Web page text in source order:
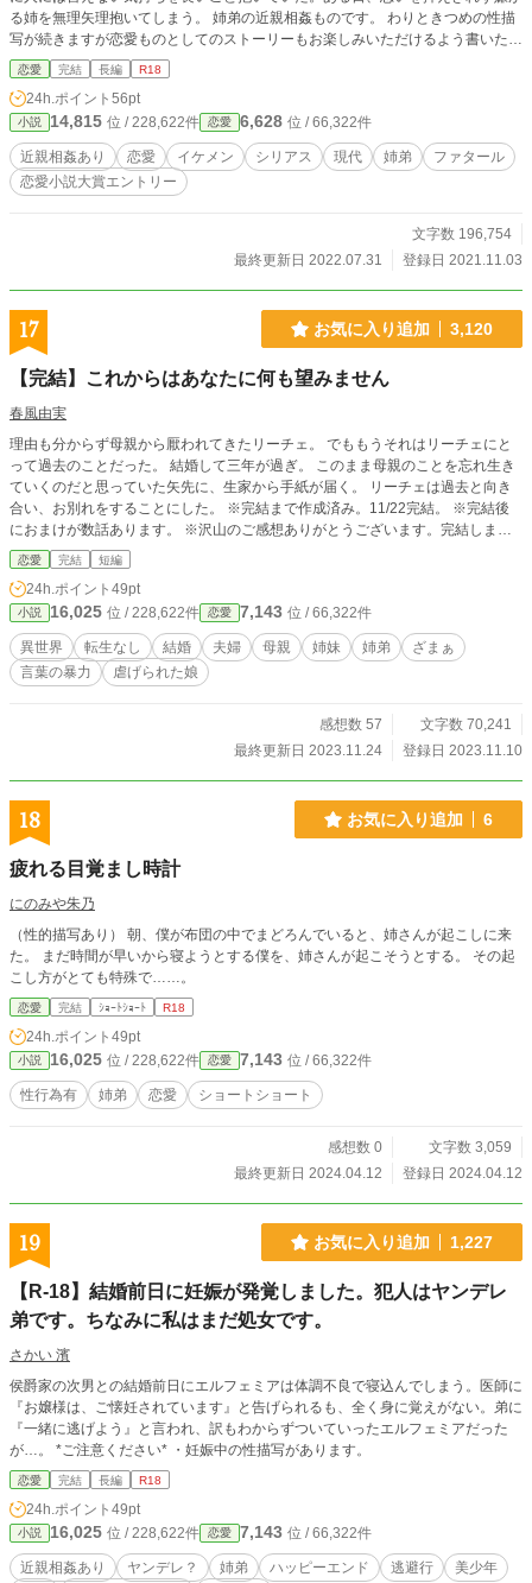
る姉を無理矢理抱いてしまう。 姉弟の近親相姦ものです。 わりときつめの性描
写が続きますが恋愛ものとしてのストーリーもお楽しみいただけるよう書いたつ
もりです。 男性目線の一人称小説です。 かなり前にノクターンノベルズで公開
していた作品を改稿せずに再投稿しています。
恋愛 完結 長編 R18
24h.ポイント 56pt
小説 14,815 位 / 228,622件 恋愛 6,628 位 / 66,322件
近親相姦あり 恋愛 イケメン シリアス 現代 姉弟
ファタール
恋愛小説大賞エントリー
文字数 196,754
最終更新日 2022.07.31
登録日 2021.11.03
17 お気に入り追加 3,120
【完結】これからはあなたに何も望みません
春風由実
理由も分からず母親から厭われてきたリーチェ。 でももうそれはリーチェにと
って過去のことだった。 結婚して三年が過ぎ。 このまま母親のことを忘れ生き
ていくのだと思っていた矢先に、生家から手紙が届く。 リーチェは過去と向き
合い、お別れをすることにした。 ※完結まで作成済み。11/22完結。 ※完結後
におまけが数話あります。 ※沢山のご感想ありがとうございます。完結しまし
たのでゆっくりですがお返事しますね。
恋愛 完結 短編
24h.ポイント 49pt
小説 16,025 位 / 228,622件 恋愛 7,143 位 / 66,322件
異世界 転生なし 結婚 夫婦 母親 姉妹 姉弟
ざまぁ
言葉の暴力
虐げられた娘
感想数 57
文字数 70,241
最終更新日 2023.11.24
登録日 2023.11.10
18 お気に入り追加 6
疲れる目覚まし時計
にのみや朱乃
（性的描写あり） 朝、僕が布団の中でまどろんでいると、姉さんが起こしに来
た。 まだ時間が早いから寝ようとする僕を、姉さんが起こそうとする。 その起
こし方がとても特殊で……。
恋愛 完結 ｼｮｰﾄｼｮｰﾄ R18
24h.ポイント 49pt
小説 16,025 位 / 228,622件 恋愛 7,143 位 / 66,322件
性行為有 姉弟 恋愛 ショートショート
感想数 0
文字数 3,059
最終更新日 2024.04.12
登録日 2024.04.12
19 お気に入り追加 1,227
【R-18】結婚前日に妊娠が発覚しました。犯人はヤンデレ
弟です。ちなみに私はまだ処女です。
さかい 濱
侯爵家の次男との結婚前日にエルフェミアは体調不良で寝込んでしまう。医師に
『お嬢様は、ご懐妊されています』と告げられるも、全く身に覚えがない。弟に
『一緒に逃げよう』と言われ、訳もわからずついていったエルフェミアだった
が…。 *ご注意ください* ・妊娠中の性描写があります。
恋愛 完結 長編 R18
24h.ポイント 49pt
小説 16,025 位 / 228,622件 恋愛 7,143 位 / 66,322件
近親相姦あり ヤンデレ？ 姉弟 ハッピーエンド 逃避行
美少年